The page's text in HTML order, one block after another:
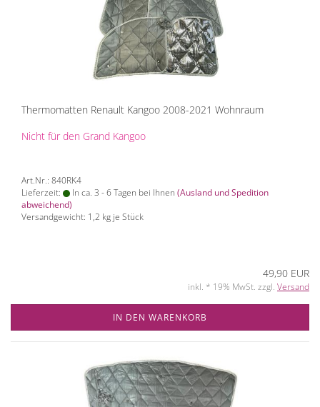
Thermomatten Renault Kangoo 2008-2021 Wohnraum
Nicht für den Grand Kangoo
Art.Nr.: 840RK4
Lieferzeit:
In ca. 3 - 6 Tagen bei Ihnen (Ausland und Spedition
abweichend)
Versandgewicht: 1,2 kg je Stück
49,90 EUR
inkl. * 19% MwSt. zzgl. Versand
IN DEN WARENKORB